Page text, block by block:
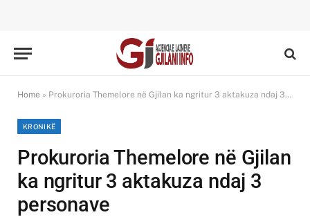
Home » Prokuroria Themelore në Gjilan ka ngritur 3 aktakuza ndaj 3 personave
KRONIKË
Prokuroria Themelore në Gjilan
ka ngritur 3 aktakuza ndaj 3
personave